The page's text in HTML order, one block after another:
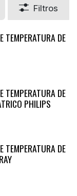
Filtros
TEMPERATURA DE
TEMPERATURA DE
PHILIPS
TEMPERATURA DE